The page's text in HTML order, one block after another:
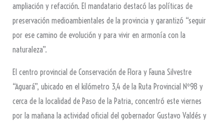
ampliación y refacción. El mandatario destacó las políticas de
preservación medioambientales de la provincia y garantizó “seguir
por ese camino de evolución y para vivir en armonía con la
naturaleza”.
El centro provincial de Conservación de Flora y Fauna Silvestre
“Aguará”, ubicado en el kilómetro 3,4 de la Ruta Provincial Nº98 y
cerca de la localidad de Paso de la Patria, concentró este viernes
por la mañana la actividad oficial del gobernador Gustavo Valdés y